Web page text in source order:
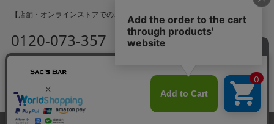
【店舗・オンラインストアでのご購入に関するお問い合わせ】
0120-073-357 MAIL
（土・日・祝日・年末年始を除く）